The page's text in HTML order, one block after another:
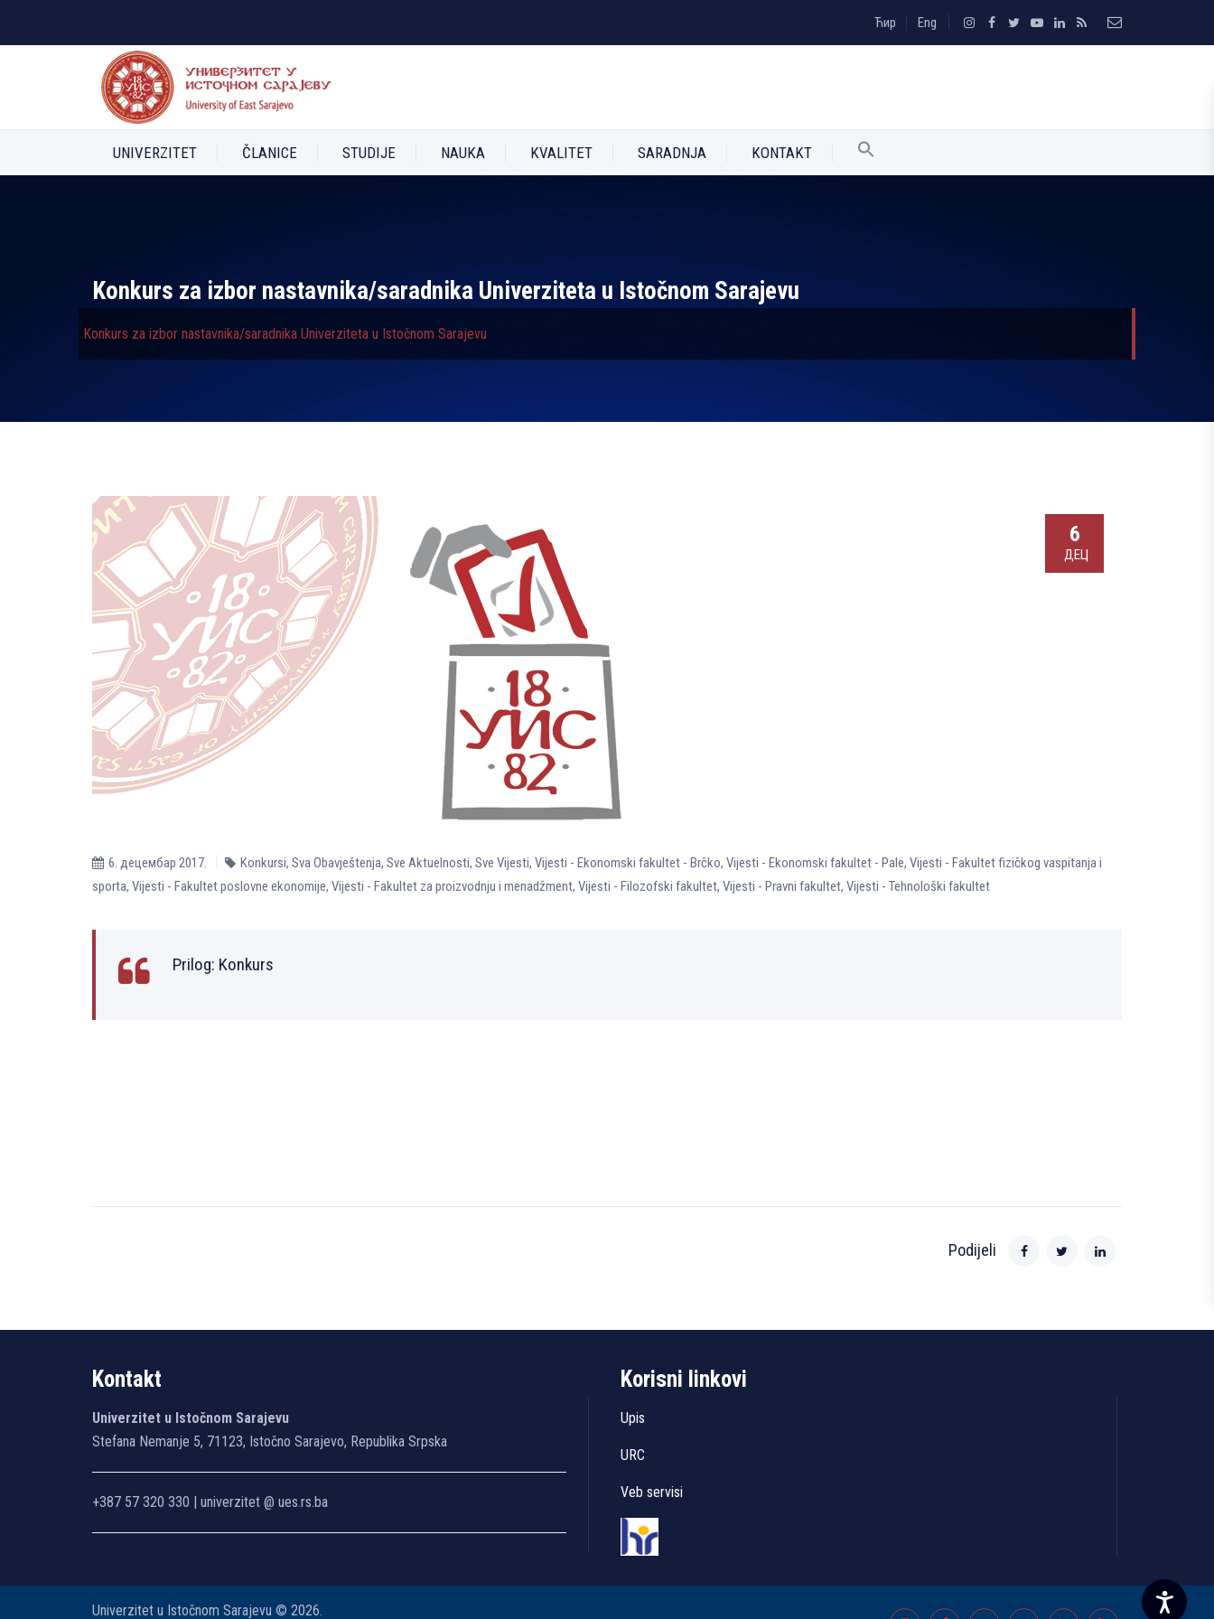
Ћир Eng
UNIVERZITET ČLANICE STUDIJE NAUKA KVALITET SARADNJA KONTAKT
Konkurs za izbor nastavnika/saradnika Univerziteta u Istočnom Sarajevu
Konkurs za izbor nastavnika/saradnika Univerziteta u Istočnom Sarajevu
6
ДЕЦ
6. децембар 2017. Konkursi, Sva Obavještenja, Sve Aktuelnosti, Sve Vijesti, Vijesti - Ekonomski fakultet - Brčko, Vijesti - Ekonomski fakultet - Pale, Vijesti - Fakultet fizičkog vaspitanja i
sporta, Vijesti - Fakultet poslovne ekonomije, Vijesti - Fakultet za proizvodnju i menadžment, Vijesti - Filozofski fakultet, Vijesti - Pravni fakultet, Vijesti - Tehnološki fakultet
Prilog: Konkurs
Podijeli
Kontakt
Univerzitet u Istočnom Sarajevu
Stefana Nemanje 5, 71123, Istočno Sarajevo, Republika Srpska
+387 57 320 330 | univerzitet @ ues.rs.ba
Korisni linkovi
Upis
URC
Veb servisi
Univerzitet u Istočnom Sarajevu © 2026.